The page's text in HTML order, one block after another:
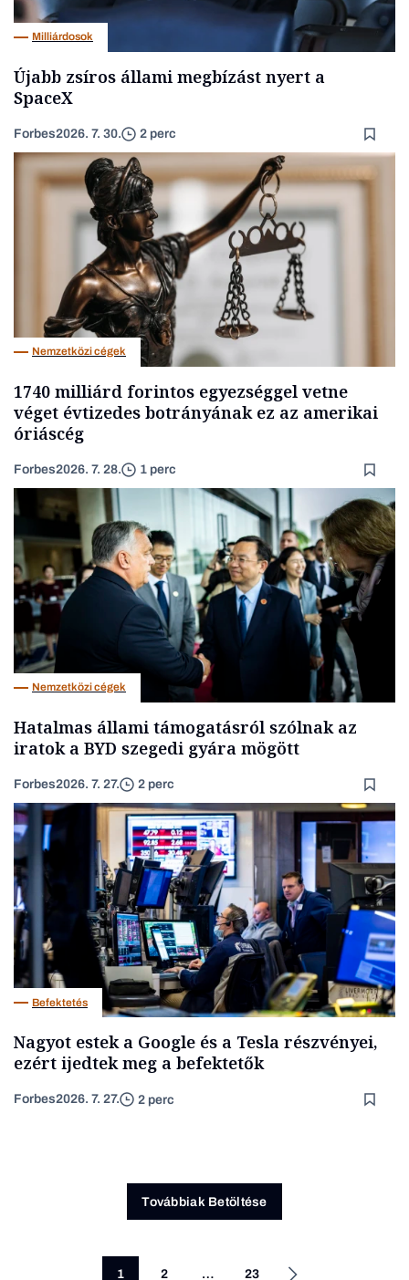
Milliárdosok
Újabb zsíros állami megbízást nyert a
SpaceX
Forbes2026. 7. 30. 2 perc
Nemzetközi cégek
1740 milliárd forintos egyezséggel vetne
véget évtizedes botrányának ez az amerikai
óriáscég
Forbes2026. 7. 28. 1 perc
Nemzetközi cégek
Hatalmas állami támogatásról szólnak az
iratok a BYD szegedi gyára mögött
Forbes2026. 7. 27. 2 perc
Befektetés
Nagyot estek a Google és a Tesla részvényei,
ezért ijedtek meg a befektetők
Forbes2026. 7. 27. 2 perc
Továbbiak Betöltése
1 2 … 23